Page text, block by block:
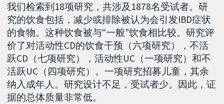
我们检索到18项研究，共涉及1878名受试者。研
究的饮食包括，减少或排除被认为会引发IBD症状
的食物。这种饮食被与“一般”饮食相比较。研究评
价了对活动性CD的饮食干预（六项研究），不活
跃CD（七项研究），活动性UC（一项研究）和不
活跃UC（四项研究）。一项研究招募儿童，其余
纳入成年人。研究设计不足，受试者少。因此，证
据的总体质量非常低。